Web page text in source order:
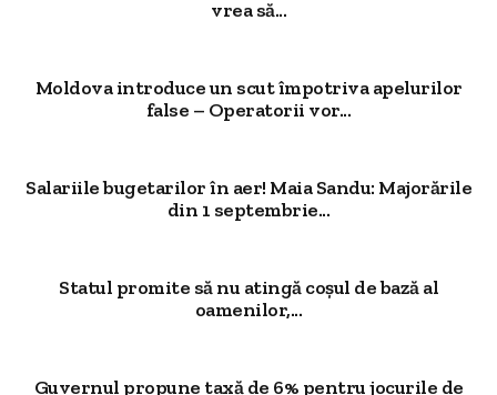
vrea să...
Moldova introduce un scut împotriva apelurilor
false – Operatorii vor...
Salariile bugetarilor în aer! Maia Sandu: Majorările
din 1 septembrie...
Statul promite să nu atingă coșul de bază al
oamenilor,...
Guvernul propune taxă de 6% pentru jocurile de